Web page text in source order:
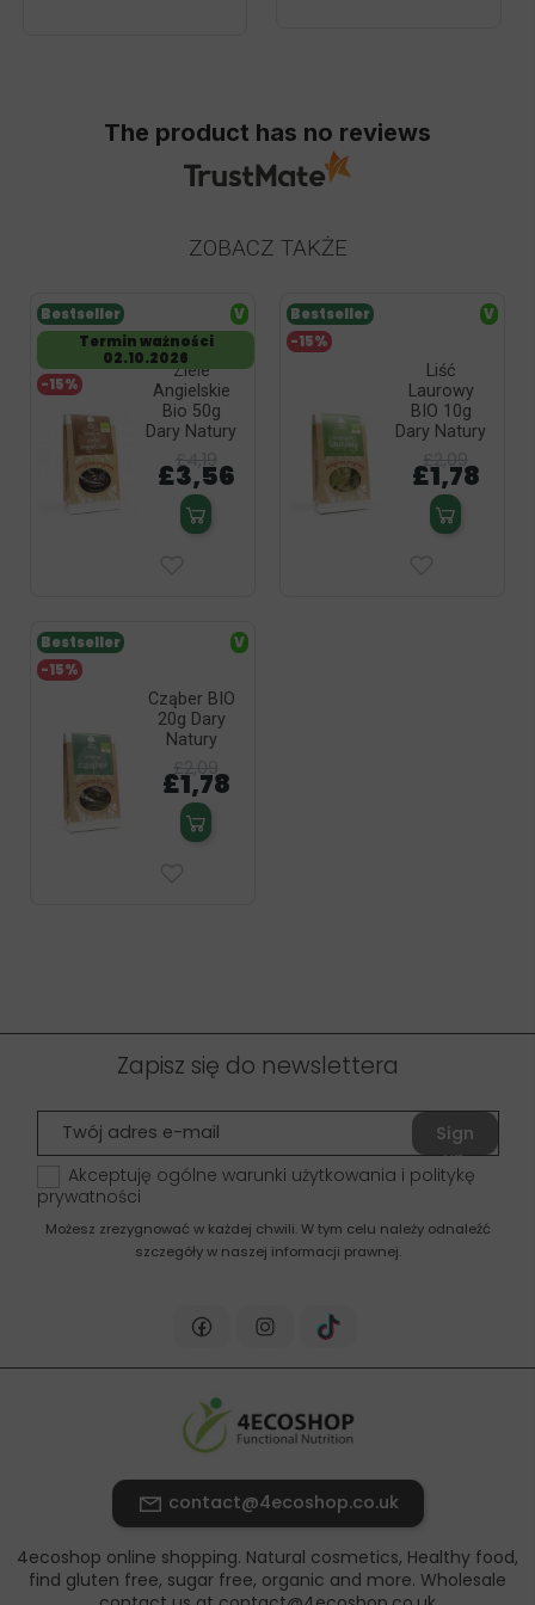
The product has no reviews
ZOBACZ TAKŻE
Ziele
Angielskie
Bio 50g
Dary Natury
£3,56
-15%
Bestseller
Termin ważności
02.10.2026
V
Liść
Laurowy
BIO 10g
Dary Natury
£1,78
-15%
Bestseller V
Cząber BIO
20g Dary
Natury
£1,78
-15%
Bestseller V
Zapisz się do newslettera
Sign
up
Akceptuję ogólne warunki użytkowania i politykę
prywatności
Możesz zrezygnować w każdej chwili. W tym celu należy odnaleźć
szczegóły w naszej informacji prawnej.
contact@4ecoshop.co.uk
4ecoshop online shopping. Natural cosmetics, Healthy food,
find gluten free, sugar free, organic and more. Wholesale